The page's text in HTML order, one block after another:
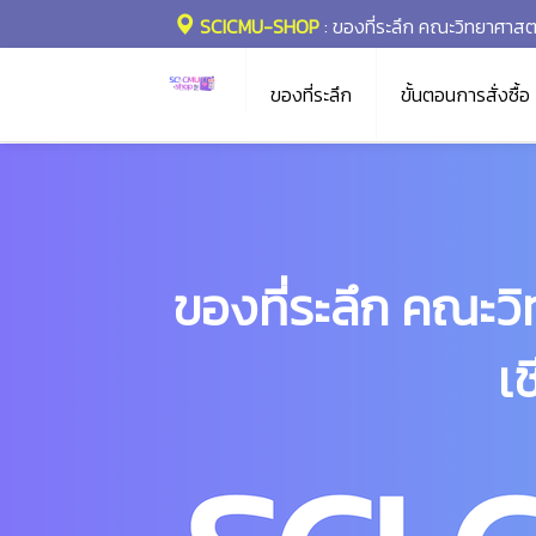
SCICMU-SHOP: ของที่ระลึก คณะวิทยาศาส
ของที่ระลึก ขั้นตอนการสั่งซื้อ
ของที่ระลึก คณะ